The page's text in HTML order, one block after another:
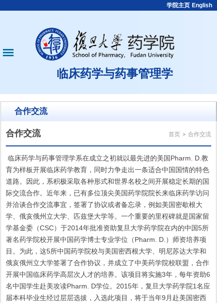
学院主页 English
临床药学与药事管理学
合作交流
首页 合作交流
合作交流
临床药学与药事管理学系在成立之初就以最先进的美国Pharm. D.教
育为样板开展临床药学教育，同时力争走出一条适合中国国情的特色
道路。因此，系积极采取各种形式和世界名校之间开展稳定长期的国
际交流合作。近年来，已有多位顶尖美国药学院院长来临床药学访问
并洽谈合作交流事宜，签署了协议或者备忘录，例如美国密歇根大
学、俄亥俄州立大学、匹兹堡大学等。一个重要的里程碑就是国家留
学基金委（CSC）于2014年批准资助复旦大学药学院在内的中国5所
著名药学院校开展中国药学博士专业学位（Pharm. D.）师资培养项
目。为此，这5所中国药学院校与美国密西根大学、明尼苏达大学和
俄亥俄州立大学签署了合作协议，并成立了中美药学院校联盟，合作
开展中国临床药学高层次人才的培养。该项目将实施3年，每年资助6
名中国学生赴美攻读Pharm. D学位。2015年，复旦大学药学院1名应
届本科毕业生经过层层选拔，入选此项目，将于当年9月赴美国密西